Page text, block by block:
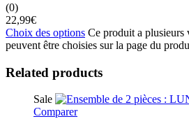
(0)
22,99€
Choix des options Ce produit a plusieurs
peuvent être choisies sur la page du
Related products
Sale
Comparer